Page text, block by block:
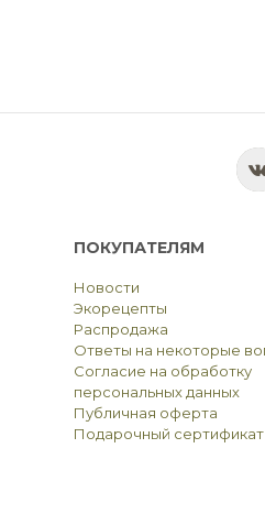
ПОКУПАТЕЛЯМ
Новости
Экорецепты
Распродажа
Ответы на некоторые
Согласие на обработку
персональных данных
Публичная оферта
Подарочный сертификат